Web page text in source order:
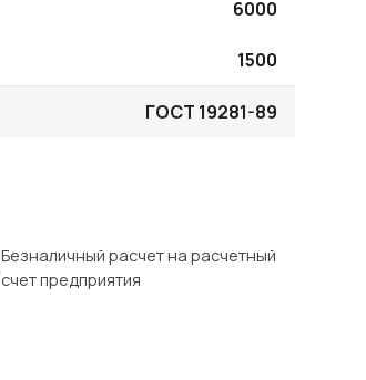
6000
1500
ГОСТ 19281-89
Безналичный расчет на расчетный
счет предприятия